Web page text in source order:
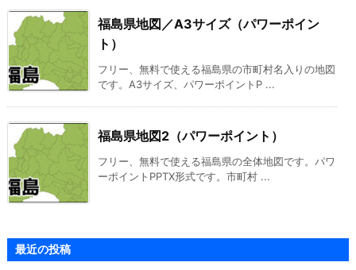
福島県地図／A3サイズ（パワーポイン
ト）
フリー、無料で使える福島県の市町村名入りの地図
です。A3サイズ、パワーポイントP ...
福島県地図2（パワーポイント）
フリー、無料で使える福島県の全体地図です。パワ
ーポイントPPTX形式です。市町村 ...
最近の投稿